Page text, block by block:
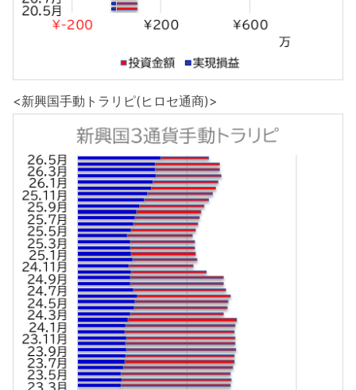
<新興国手動トラリピ(ヒロセ通商)>